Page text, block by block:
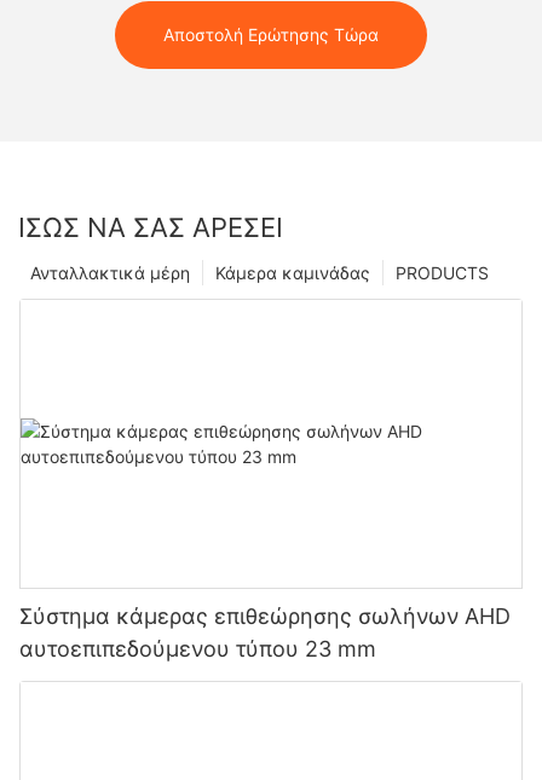
Αποστολή Ερώτησης Τώρα
ΊΣΩΣ ΝΑ ΣΑΣ ΑΡΈΣΕΙ
PRODUCTS
Κάμερα καμινάδας
Ανταλλακτικά μέρη
Σύστημα κάμερας επιθεώρησης σωλήνων AHD
αυτοεπιπεδούμενου τύπου 23 mm